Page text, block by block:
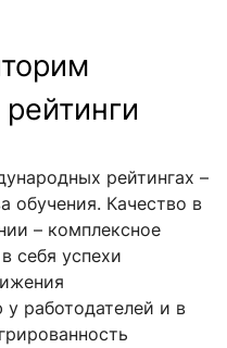
рейтингах –
обучения. Качество в
– комплексное
себя успехи
у работодателей и в